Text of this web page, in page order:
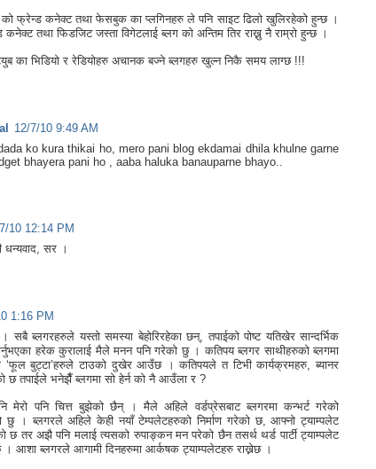
को फ्रेन्ड कनेक्ट तथा फेसबुक का प्लगिनहरु ले पनि साइट ढिलो खुलिरहेको हुन्छ ।
तथा फिडजिट जस्ता विगेटलाई ब्लग को अन्तिम तिर राख्नु नै राम्रो हुन्छ ।
का भिडियो र रेडियोहरु अचानक बज्ने ब्लगहरु खुल्न निकै समय लाग्छ !!!
12/7/10 9:49 AM
ko kura thikai ho, mero pani blog ekdamai dhila khulne garne
bhayera pani ho , aaba haluka banauparne bhayo..
10 12:14 PM
धन्यवाद, सर ।
1:16 PM
सबै ब्लगरहरुले यस्तो समस्या बेहोरिरहेका छन्, तपाईको पोष्ट यतिखेर सान्दर्भिक
हरेक कुरालाई मैले मनन पनि गरेको छु । कतिपय ब्लगर साथीहरुको ब्लगमा
‘फूल बुट्टा’हरुले टाउको दुखेर आउँछ । कतिपयले त टिभी कार्यक्रमहरु, ब्यानर
छ तपाईले भनेझैँ ब्लगमा सो हेर्न को नै आउँला र ?
मेरो पनि चित्त बुझेको छैन् । मैले अहिले वर्डप्रेसबाट ब्लगरमा कन्भर्ट गरेको
छु । ब्लगरले अहिले केही नयाँ टेम्पलेटहरुको निर्माण गरेको छ, आफ्नो ट्याम्पलेट
तर अझै पनि मलाई त्यसको रुपाङ्कन मन परेको छैन तसर्थ थर्ड पार्टी ट्याम्पलेट
। आशा ब्लगरले आगामी दिनहरुमा आर्कषक ट्याम्पलेटहरु राख्नेछ ।